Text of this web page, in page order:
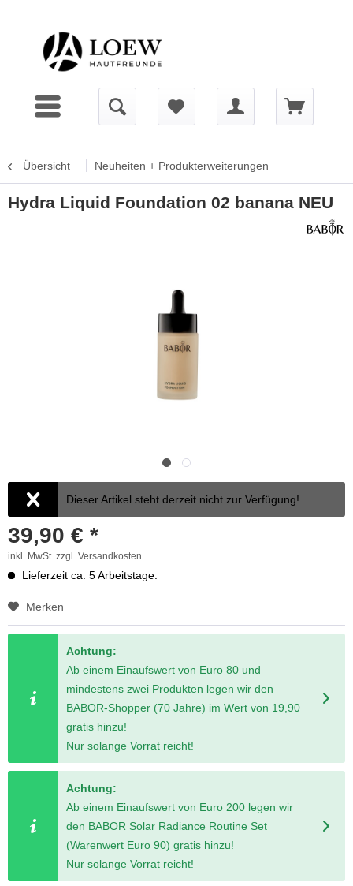
Übersicht Neuheiten + Produkterweiterungen
Hydra Liquid Foundation 02 banana NEU
Dieser Artikel steht derzeit nicht zur Verfügung!
39,90 € *
inkl. MwSt. zzgl. Versandkosten
Lieferzeit ca. 5 Arbeitstage.
Merken
Achtung:
Ab einem Einaufswert von Euro 80 und
mindestens zwei Produkten legen wir den
BABOR-Shopper (70 Jahre) im Wert von 19,90
gratis hinzu!
Nur solange Vorrat reicht!
Achtung:
Ab einem Einaufswert von Euro 200 legen wir
den BABOR Solar Radiance Routine Set
(Warenwert Euro 90) gratis hinzu!
Nur solange Vorrat reicht!